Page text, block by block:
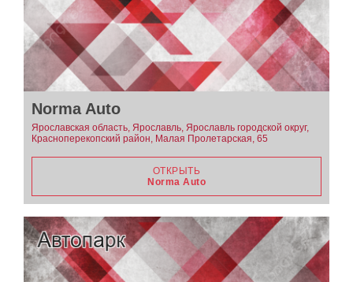
Norma Auto
Ярославская область, Ярославль, Ярославль городской округ,
Красноперекопский район, Малая Пролетарская, 65
ОТКРЫТЬ
Norma Auto